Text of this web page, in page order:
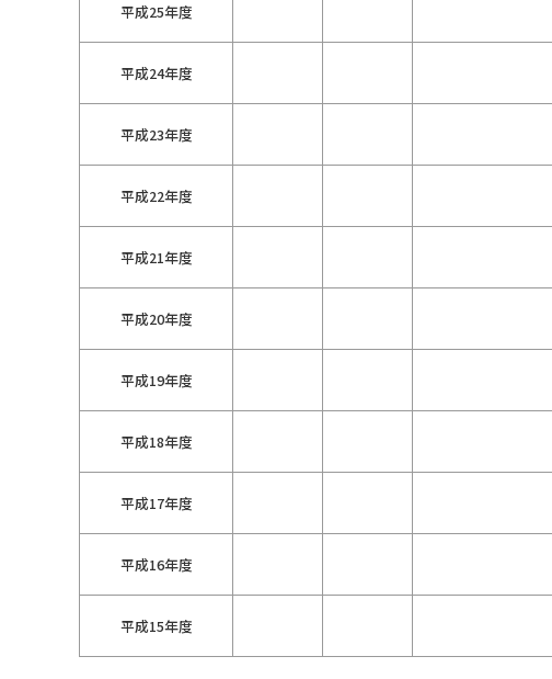
平成25年度
平成24年度
平成23年度
平成22年度
平成21年度
平成20年度
平成19年度
平成18年度
平成17年度
平成16年度
平成15年度